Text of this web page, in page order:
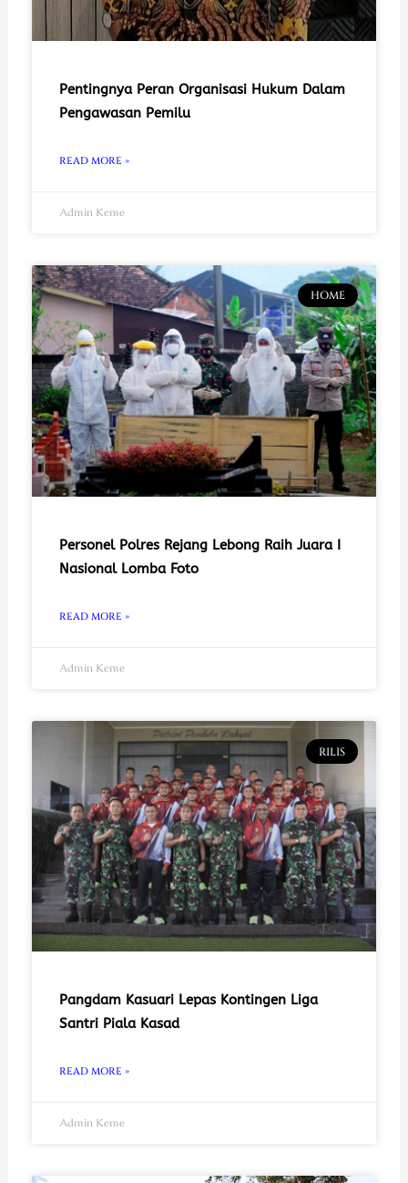
Pentingnya Peran Organisasi Hukum Dalam
Pengawasan Pemilu
READ MORE »
Admin Keme
HOME
Personel Polres Rejang Lebong Raih Juara I
Nasional Lomba Foto
READ MORE »
Admin Keme
RILIS
Pangdam Kasuari Lepas Kontingen Liga
Santri Piala Kasad
READ MORE »
Admin Keme